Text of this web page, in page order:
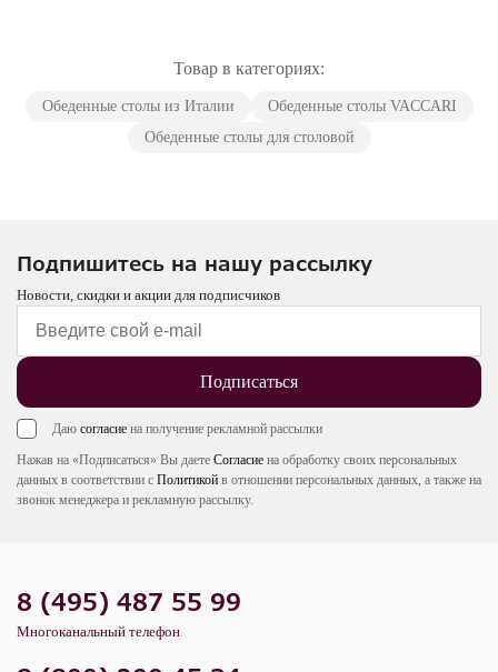
Товар в категориях:
Обеденные столы из Италии
Обеденные столы VACCARI
Обеденные столы для столовой
Подпишитесь на нашу рассылку
Новости, скидки и акции для подписчиков
Подписаться
Даю согласие на получение рекламной рассылки
Нажав на «Подписаться» Вы даете Согласие на обработку своих персональных
данных в соответствии с Политикой в отношении персональных данных, а также на
звонок менеджера и рекламную рассылку.
8 (495) 487 55 99
Многоканальный телефон